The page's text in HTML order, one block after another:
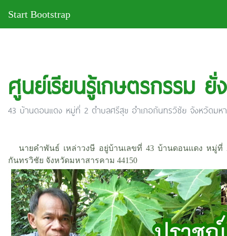
Start Bootstrap
ศูนย์เรียนรู้เกษตรกรรม
43 บ้านดอนแดง หมู่ที่ 2 ตำบลศรีสุข อำเภอกันทรวิชัย จังหวัดมหา
นายคำพันธ์ เหล่าวงษี อยู่บ้านเลขที่ 43 บ้านดอนแดง หมู่ที่
กันทรวิชัย จังหวัดมหาสารคาม 44150